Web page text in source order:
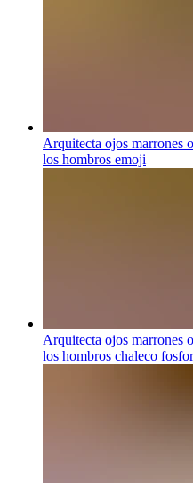
Arquitecta ojos marrones
los hombros emoji
Arquitecta ojos marrones
los hombros chaleco